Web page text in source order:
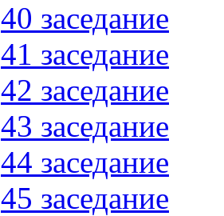
40 заседание
41 заседание
42 заседание
43 заседание
44 заседание
45 заседание